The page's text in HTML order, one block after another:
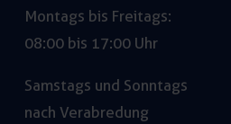
Montags bis Freitags:
08:00 bis 17:00 Uhr
Samstags und Sonntags
nach Verabredung